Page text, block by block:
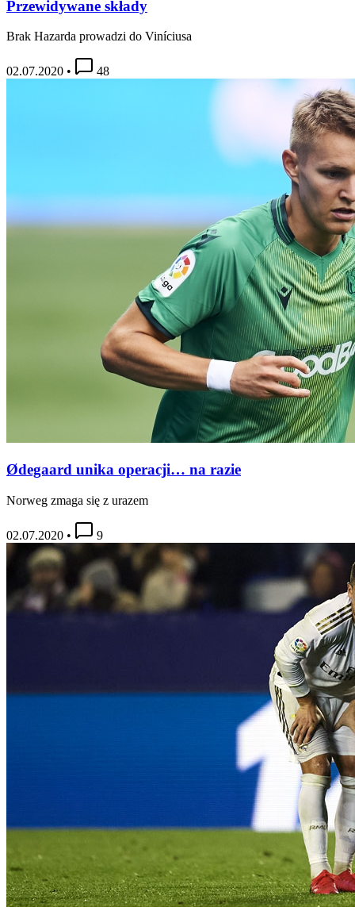
Przewidywane składy
Brak Hazarda prowadzi do Viníciusa
02.07.2020 • 48
Ødegaard unika operacji… na razie
Norweg zmaga się z urazem
02.07.2020 • 9